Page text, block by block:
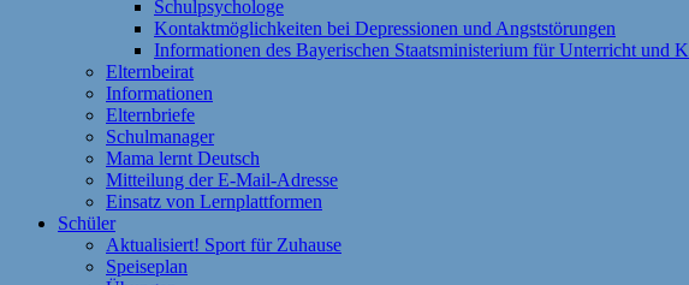
Schulpsychologe
Kontaktmöglichkeiten bei Depressionen und Angststörungen
Informationen des Bayerischen Staatsministerium für Unterricht und
Elternbeirat
Informationen
Elternbriefe
Schulmanager
Mama lernt Deutsch
Mitteilung der E-Mail-Adresse
Einsatz von Lernplattformen
Schüler
Aktualisiert! Sport für Zuhause
Speiseplan